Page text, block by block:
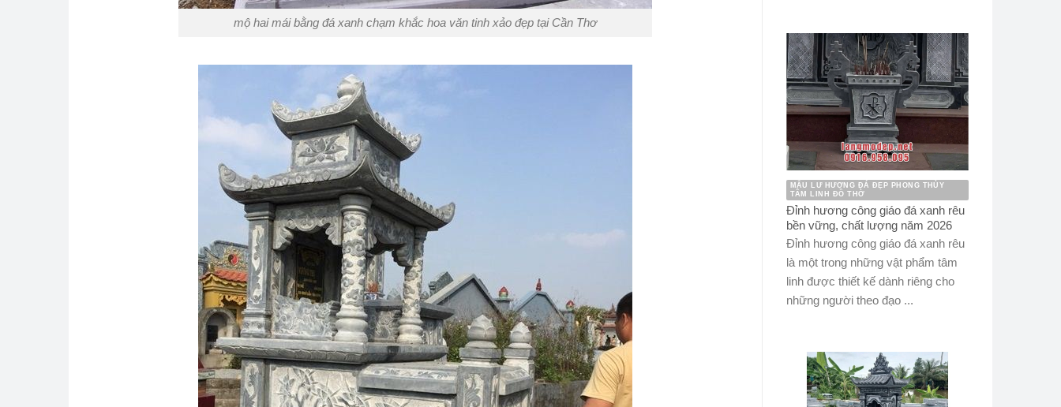
mộ hai mái bằng đá xanh chạm khắc hoa văn tinh xảo đẹp tại Cần Thơ
MẪU LƯ HƯƠNG ĐÁ ĐẸP PHONG THỦY
TÂM LINH ĐỒ THỜ
Đỉnh hương công giáo đá xanh rêu
bền vững, chất lượng năm 2026
Đỉnh hương công giáo đá xanh rêu
là một trong những vật phẩm tâm
linh được thiết kế dành riêng cho
những người theo đạo ...